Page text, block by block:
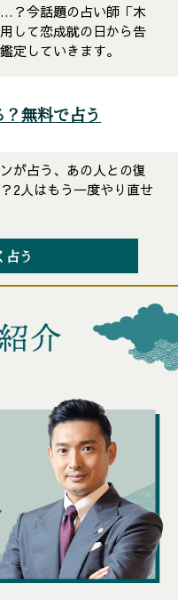
？今話題の占い師「木
して恋成就の日から告
定していきます。
無料で占う
が占う、あの人との復
2人はもう一度やり直せ
占う